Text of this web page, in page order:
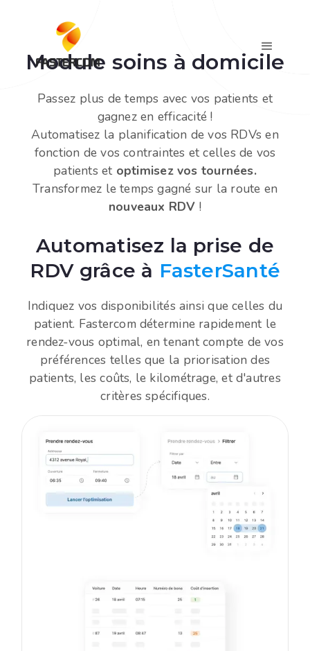
Module soins à domicile
Passez plus de temps avec vos patients et
gagnez en efficacité !
Automatisez la planification de vos RDVs en
fonction de vos contraintes et celles de vos
patients et optimisez vos tournées.
Transformez le temps gagné sur la route en
nouveaux RDV !
Automatisez la prise de
RDV grâce à FasterSanté
Indiquez vos disponibilités ainsi que celles du
patient. Fastercom détermine rapidement le
rendez-vous optimal, en tenant compte de vos
préférences telles que la priorisation des
patients, les coûts, le kilométrage, et d'autres
critères spécifiques.